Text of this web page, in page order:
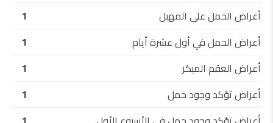
أعراض الحمل على المهبل
1
أعراض الحمل في أول عشرة أيام
1
أعراض العقم المبكر
1
أعراض تؤكد وجود حمل
1